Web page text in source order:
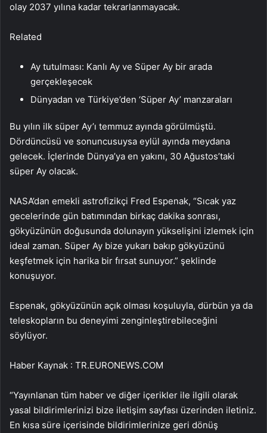
olay 2037 yılına kadar tekrarlanmayacak.
Related
Ay tutulması: Kanlı Ay ve Süper Ay bir arada
gerçekleşecek
Dünyadan ve Türkiye’den ‘Süper Ay’ manzaraları
Bu yılın ilk süper Ay’ı temmuz ayında görülmüştü.
Dördüncüsü ve sonuncusuysa eylül ayında meydana
gelecek. İçlerinde Dünya’ya en yakını, 30 Ağustos’taki
süper Ay olacak.
NASA’dan emekli astrofizikçi Fred Espenak, “Sıcak yaz
gecelerinde gün batımından birkaç dakika sonrası,
gökyüzünün doğusunda dolunayın yükselişini izlemek için
ideal zaman. Süper Ay bize yukarı bakıp gökyüzünü
keşfetmek için harika bir fırsat sunuyor.” şeklinde
konuşuyor.
Espenak, gökyüzünün açık olması koşuluyla, dürbün ya da
teleskopların bu deneyimi zenginleştirebileceğini
söylüyor.
Haber Kaynak : TR.EURONEWS.COM
“Yayınlanan tüm haber ve diğer içerikler ile ilgili olarak
yasal bildirimlerinizi bize iletişim sayfası üzerinden iletiniz.
En kısa süre içerisinde bildirimlerinize geri dönüş